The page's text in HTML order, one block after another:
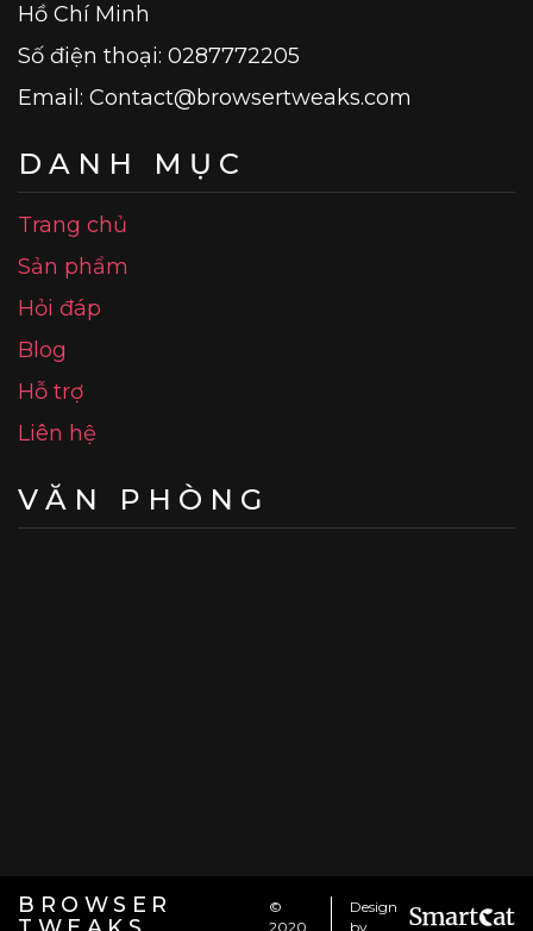
Hồ Chí Minh
Số điện thoại: 0287772205
Email: Contact@browsertweaks.com
DANH MỤC
Trang chủ
Sản phẩm
Hỏi đáp
Blog
Hỗ trợ
Liên hệ
VĂN PHÒNG
BROWSER
©
2020
Design
by